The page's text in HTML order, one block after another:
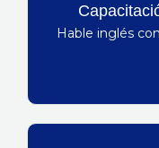
Hable inglés
Donde la